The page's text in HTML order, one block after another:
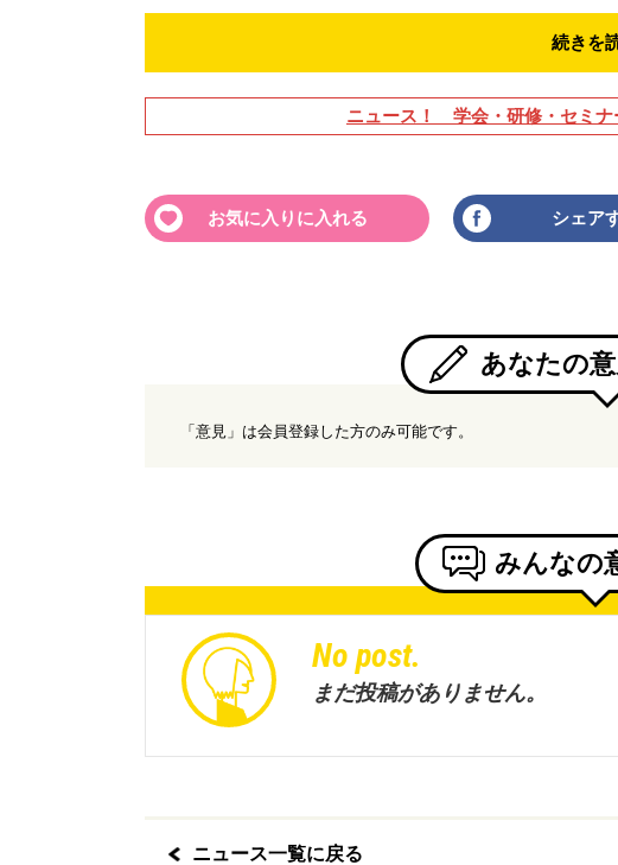
続きを
ニュース！ 学会・研修・セミナ
お気に入りに入れる シェア
あなたの
「意見」は会員登録した方のみ可能です。
みんなの
No post.
まだ投稿がありません。
ニュース一覧に戻る